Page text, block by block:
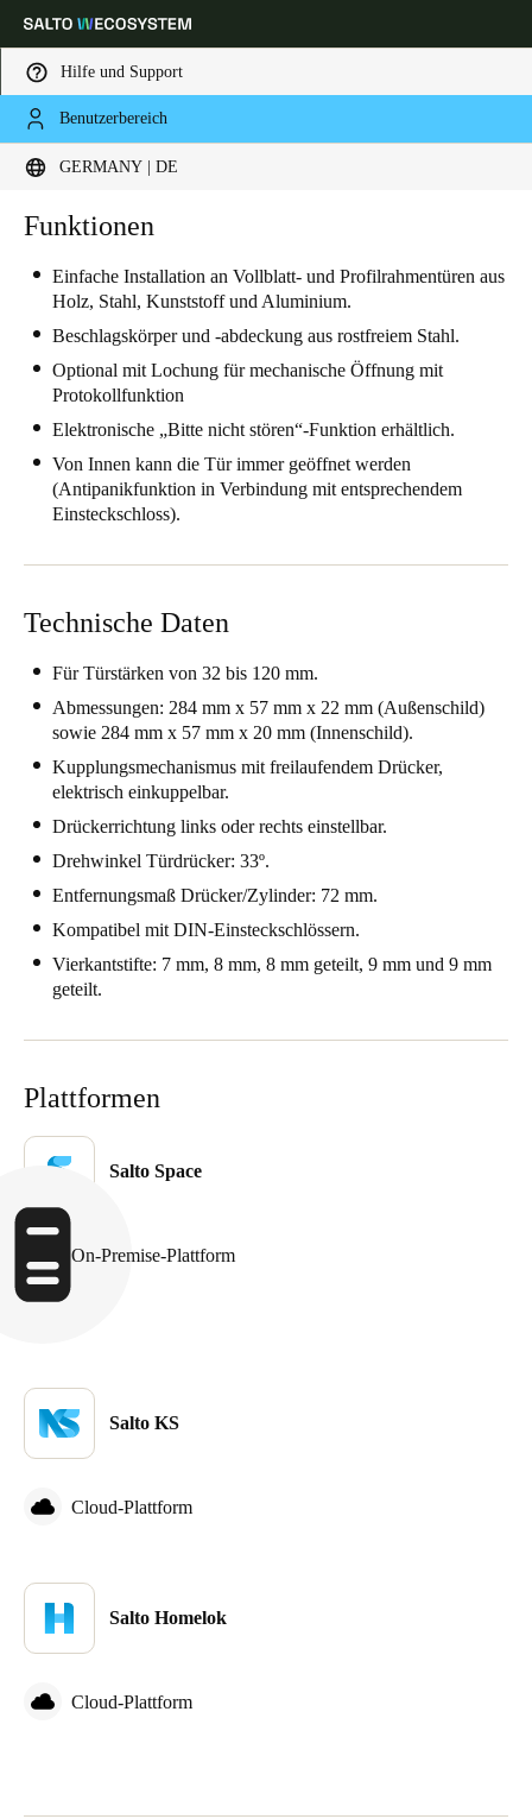
Hilfe und Support
Benutzerbereich
GERMANY | DE
Wählen Sie Ihren Standort und Ihre Sprache
Global
Germany| Deutsch
Germany
Switzerland
DeutschFrançaisItaliano
English
France
Français
Netherlands
NederlandsEnglish
Nederlands
Spain
Portugal
Italiano
Russia
Russian
Polski
Czech Republic
Sweden
SvenskaEnglish
Norway
Funktionen
Einfache Installation an Vollblatt- und Profilrahmentüren aus
Holz, Stahl, Kunststoff und Aluminium.
Beschlagskörper und -abdeckung aus rostfreiem Stahl.
Optional mit Lochung für mechanische Öffnung mit
Protokollfunktion
Elektronische „Bitte nicht stören“-Funktion erhältlich.
Von Innen kann die Tür immer geöffnet werden
(Antipanikfunktion in Verbindung mit entsprechendem
Einsteckschloss).
Technische Daten
Für Türstärken von 32 bis 120 mm.
Abmessungen: 284 mm x 57 mm x 22 mm (Außenschild)
sowie 284 mm x 57 mm x 20 mm (Innenschild).
Kupplungsmechanismus mit freilaufendem Drücker,
elektrisch einkuppelbar.
Drückerrichtung links oder rechts einstellbar.
Drehwinkel Türdrücker: 33º.
Entfernungsmaß Drücker/Zylinder: 72 mm.
Kompatibel mit DIN-Einsteckschlössern.
Vierkantstifte: 7 mm, 8 mm, 8 mm geteilt, 9 mm und 9 mm
geteilt.
Plattformen
Salto Space
On-Premise-Plattform
Salto KS
Cloud-Plattform
Salto Homelok
Cloud-Plattform